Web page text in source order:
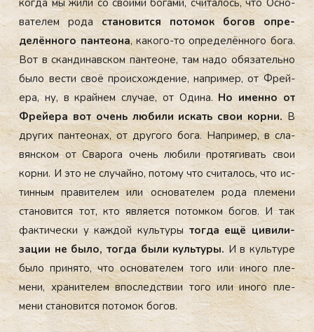
вате­лем ро­даста­новит­ся по­томок бо­гов оп­ре­
делён­но­го пан­те­она, ка­кого-то оп­ре­делён­но­го бо­га.
Вот в скан­ди­нав­ском пан­те­оне, там на­до обя­затель­но
бы­ло вес­ти своё про­ис­хожде­ние, нап­ри­мер, от Фрей­
ера, ну, в край­нем слу­чае, от Оди­на. Но имен­но от
Фрей­ера вот очень лю­били ис­кать свои кор­ни.В
дру­гих пан­те­онах, от дру­гого бо­га. Нап­ри­мер, в сла­
вян­ском от Сва­рога очень лю­били про­тяги­вать свои
кор­ни. И это не слу­чай­но, по­тому что счи­талось, что ис­
тинным пра­вите­лем или ос­но­вате­лем ро­да пле­мени
ста­новит­ся тот, кто яв­ля­ет­ся по­том­ком бо­гов. И так
фак­ти­чес­ки у каж­дой куль­ту­ры тог­да ещё ци­вили­
зации не бы­ло, тог­да бы­ли куль­ту­ры. И в куль­ту­ре
бы­ло при­нято, что ос­но­вате­лем то­го или ино­го пле­
мени, хра­ните­лем впос­ледс­твии то­го или ино­го пле­
мени ста­новит­ся по­томок бо­гов.